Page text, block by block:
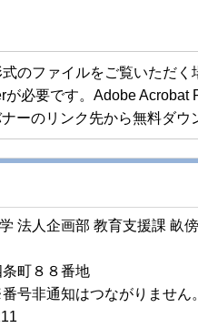
式のファイルをご覧いただく
が必要です。Adobe Acrobat
ーのリンク先から無料ダウ
法人企画部 教育支援課 畝
町８８番地
非通知はつながりません。